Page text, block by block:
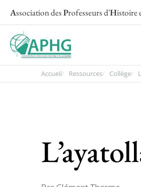
Association desProfesseurs d'Histoire
Accueil Ressources Collège